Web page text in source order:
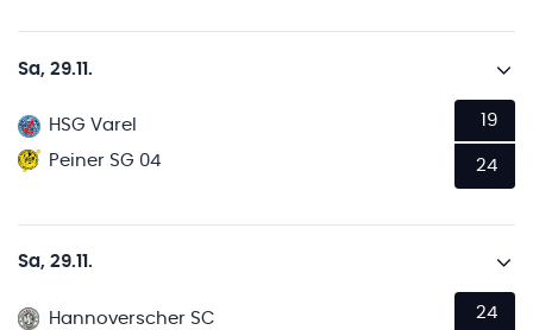
Sa, 29.11.
HSG Varel
Peiner SG 04
19
24
Sa, 29.11.
Hannoverscher SC
24